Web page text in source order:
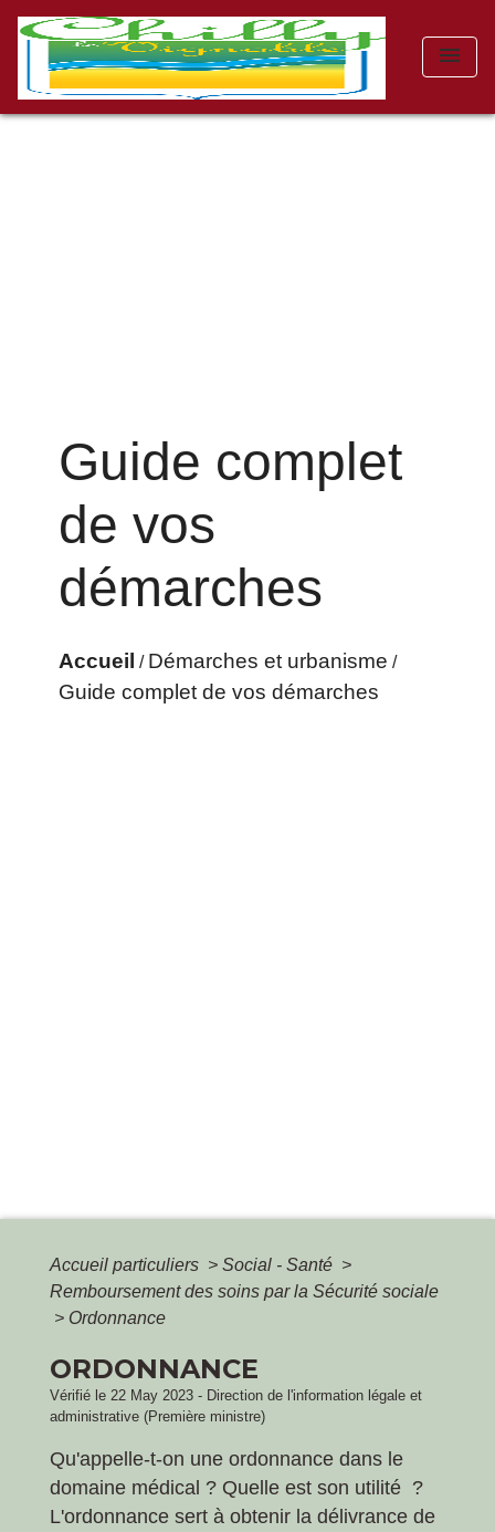
menu
Guide complet
de vos
démarches
Accueil / Démarches et urbanisme /
Guide complet de vos démarches
Accueil particuliers > Social - Santé >
Remboursement des soins par la Sécurité sociale
> Ordonnance
ORDONNANCE
Vérifié le 22 May 2023 - Direction de l'information légale et
administrative (Première ministre)
Qu'appelle-t-on une ordonnance dans le
domaine médical ? Quelle est son utilité ?
L'ordonnance sert à obtenir la délivrance de